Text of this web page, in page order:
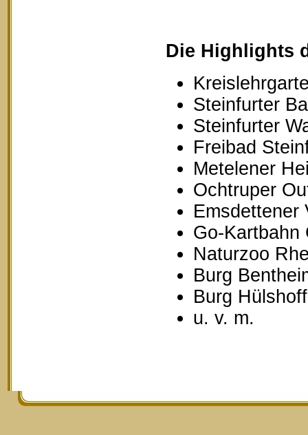
Die Highlights
Steinfurter
Steinfurter
Freibad
Metelener
Ochtruper
Emsdettener
Go-Kartbahn
Naturzoo
Burg
Burg
u. v. m.